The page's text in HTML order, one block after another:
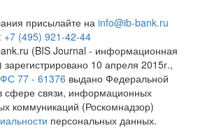
присылайте на info@ib-bank.ru
+7 (495) 921-42-44
(BIS Journal - информационная
зарегистрировано 10 апреля 2015г.,
77 - 61376 выдано Федеральной
сфере связи, информационных
коммуникаций (Роскомнадзор)
персональных данных.